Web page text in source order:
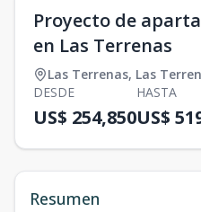
Proyecto de
en Las Terrenas
Las Terrenas, Las
DESDE
US$ 254,850
HASTA
US$
Resumen